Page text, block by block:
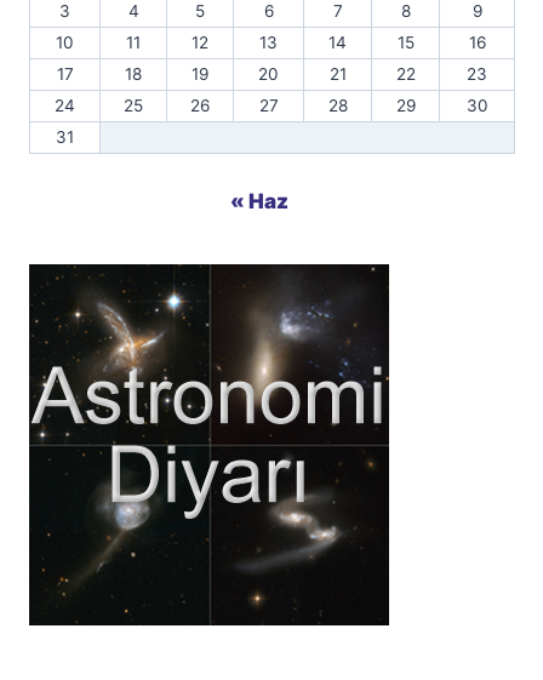
3
4 5 6 7 8
9
10
11 12 13 14 15
16
17
18 19 20 21 22
23
24
25 26 27 28 29
30
31
« Haz